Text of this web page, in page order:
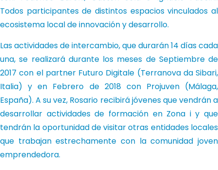
Todos participantes de distintos espacios vinculados al
ecosistema local de innovación y desarrollo.
Las actividades de intercambio, que durarán 14 días cada
una, se realizará durante los meses de Septiembre de
2017 con el partner Futuro Digitale (Terranova da Sibari,
Italia) y en Febrero de 2018 con Projuven (Málaga,
España). A su vez, Rosario recibirá jóvenes que vendrán a
desarrollar actividades de formación en Zona i y que
tendrán la oportunidad de visitar otras entidades locales
que trabajan estrechamente con la comunidad joven
emprendedora.